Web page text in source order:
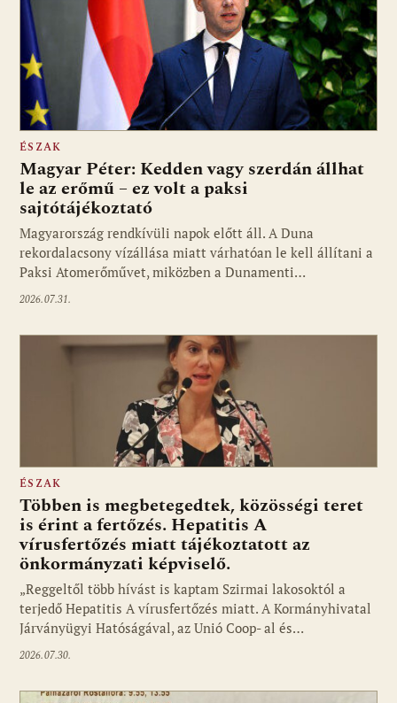
ÉSZAK
Magyar Péter: Kedden vagy szerdán állhat
le az erőmű – ez volt a paksi
sajtótájékoztató
Magyarország rendkívüli napok előtt áll. A Duna
rekordalacsony vízállása miatt várhatóan le kell állítani a
Paksi Atomerőművet, miközben a Dunamenti…
2026.07.31.
ÉSZAK
Többen is megbetegedtek, közösségi teret
is érint a fertőzés. Hepatitis A
vírusfertőzés miatt tájékoztatott az
önkormányzati képviselő.
„Reggeltől több hívást is kaptam Szirmai lakosoktól a
terjedő Hepatitis A vírusfertőzés miatt. A Kormányhivatal
Járványügyi Hatóságával, az Unió Coop- al és…
2026.07.30.